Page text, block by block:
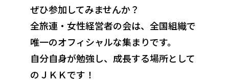
ぜひ参加してみませんか？
全旅連・女性経営者の会は、全国組織で
唯一のオフィシャルな集まりです。
自分自身が勉強し、成長する場所として
のＪＫＫです！